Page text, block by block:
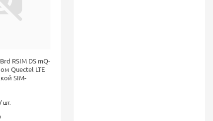
RSIM DS mQ-
Quectel LTE
SIM-
/ шт.